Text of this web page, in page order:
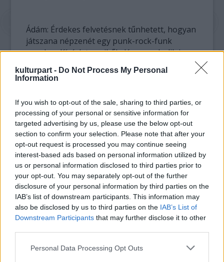
kulturpart - Do Not Process My Personal
Information
If you wish to opt-out of the sale, sharing to third parties, or
processing of your personal or sensitive information for
targeted advertising by us, please use the below opt-out
section to confirm your selection. Please note that after your
opt-out request is processed you may continue seeing
interest-based ads based on personal information utilized by
us or personal information disclosed to third parties prior to
your opt-out. You may separately opt-out of the further
disclosure of your personal information by third parties on the
IAB’s list of downstream participants. This information may
also be disclosed by us to third parties on the IAB’s List of
Downstream Participants that may further disclose it to other
Please note that this website/app uses one or more Google
Personal Data Processing Opt Outs
Ádám: Érdekes felvetésnek tűnhetett, hogyan
játszana népzenét egy punk-rock-funk
zenekar. Kísérlet, amiből elég nagy bulik is
budapesti értelmiség szórakozott, és egy
népzenét, népdalokat, még ha nem is pont
olyan bulit várt.
Gergő: Jókor voltunk jó helyen, és jó izléssel
választottuk, épitettük fel a műsorunkat.
A kilencvenes évek végén új erőre kapott
néptánc, a táncház-mozgalom igyekezett
visszanyúlni a forrásaihoz, újat, tisztát
meríteni. Ti pont ebben az időben
feszegettétek ezeket a határokat.
helyzet?